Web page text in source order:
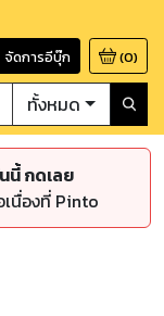
จัดการอีบุ๊ก (0)
ทั้งหมด
นี้ กดเลย
นื่องที่ Pinto